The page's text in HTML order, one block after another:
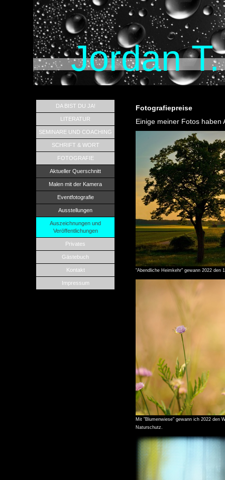
Jordan
DA BIST DU JA!
LITERATUR
SEMINARE UND COACHING
SCHRIFT & WORT
FOTOGRAFIE
Aktueller Querschnitt
Malen mit der Kamera
Eventfotografie
Ausstellungen
Auszeichnungen und
Veröffentlichungen
Privates
Gästebuch
Kontakt
Impressum
Fotografiepreise
Einige meiner Fotos haben
"Abendliche Heimkehr" gewann 2022 den
Mit "Blumenwiese" gewann ich 2022 den
Naturschutz.